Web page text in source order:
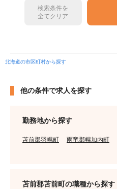
検索条件を
全てクリア
北海道の市区町村から探す
他の条件で求人を探す
勤務地から探す
苫前郡羽幌町 雨竜郡幌加内町
苫前郡苫前町の職種から探す